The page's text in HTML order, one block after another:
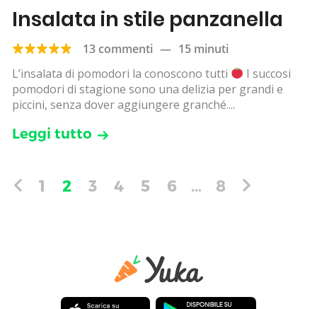
Insalata in stile panzanella
13 commenti — 15 minuti
L’insalata di pomodori la conoscono tutti
I succosi
pomodori di stagione sono una delizia per grandi e
piccini, senza dover aggiungere granché....
Leggi tutto
1 2 3 4 5 6 … 8